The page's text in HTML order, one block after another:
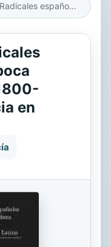
Las Derechas Radicales españolas en la época contemporánea (1800-1975): Su influencia en América Latina
en